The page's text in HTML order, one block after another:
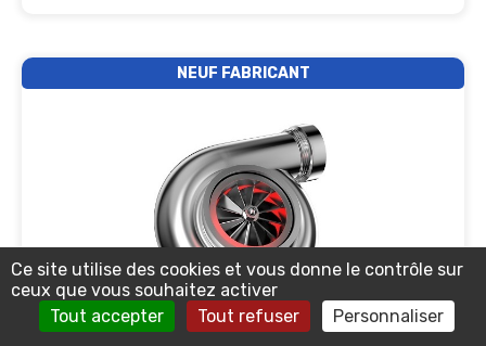
NEUF FABRICANT
Ce site utilise des cookies et vous donne le contrôle sur
ceux que vous souhaitez activer
Tout accepter
Tout refuser Personnaliser